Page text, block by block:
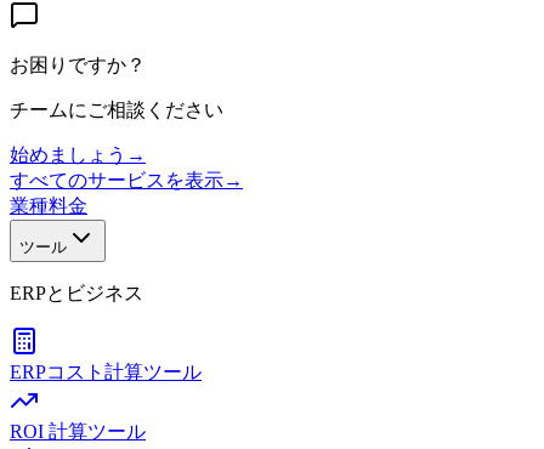
お困りですか？
チームにご相談ください
始めましょう →
すべてのサービスを表示→
業種料金
ツール
ERPとビジネス
ERPコスト計算ツール
ROI 計算ツール